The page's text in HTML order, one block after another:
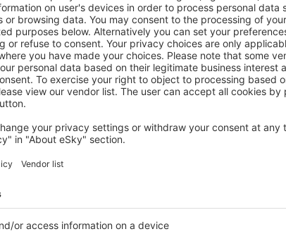
Iașieste situat la aproximativ 8 km (4,9 mi) de
vechi aeroporturi acreditate din ţară.
loc primele zboruri, iar în 1926, odată cu inaugurarea
'60 aeropotul este modernizat şi se constuieşte o pistă
de mai mult de 160 000 de pasageri pe an şi operează